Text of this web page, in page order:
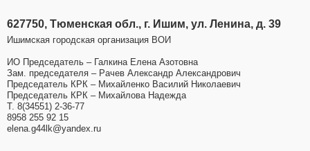
627750, Тюменская обл., г. Ишим, ул. Ленина, д. 39
Ишимская городская организация ВОИ
ИО Председатель – Галкина Елена Азотовна
Зам. председателя – Рачев Александр Александрович
Председатель КРК – Михайленко Василий Николаевич
Председатель КРК – Михайлова Надежда
Т. 8(34551) 2-36-77
8958 255 92 15
elena.g44lk@yandex.ru